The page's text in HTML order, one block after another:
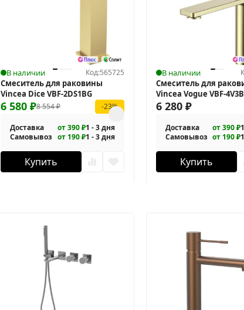
В наличии Код:565725
Смеситель для раковины
Vincea Dice VBF-2DS1BG
8 554₽
6 580 ₽ -23%
Доставка от 390 ₽1 - 3 дня
Самовывоз от 190 ₽1 - 3 дня
Купить
В наличии
Смеситель для
Vincea Vogue VBF-
6 280 ₽
Доставка от 390 ₽
Самовывоз от 190 ₽
Купить